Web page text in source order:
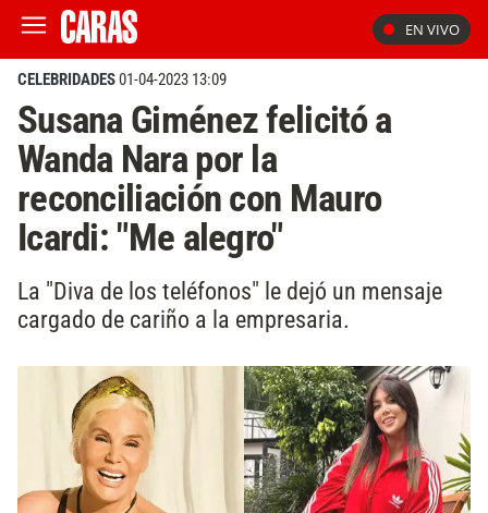
EN VIVO
CELEBRIDADES01-04-2023 13:09
Susana Giménez felicitó a
Wanda Nara por la
reconciliación con Mauro
Icardi: "Me alegro"
La "Diva de los teléfonos" le dejó un mensaje
cargado de cariño a la empresaria.